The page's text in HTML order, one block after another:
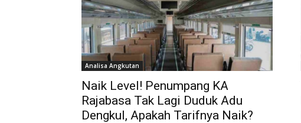
Analisa Angkutan
Naik Level! Penumpang KA
Rajabasa Tak Lagi Duduk Adu
Dengkul, Apakah Tarifnya Naik?